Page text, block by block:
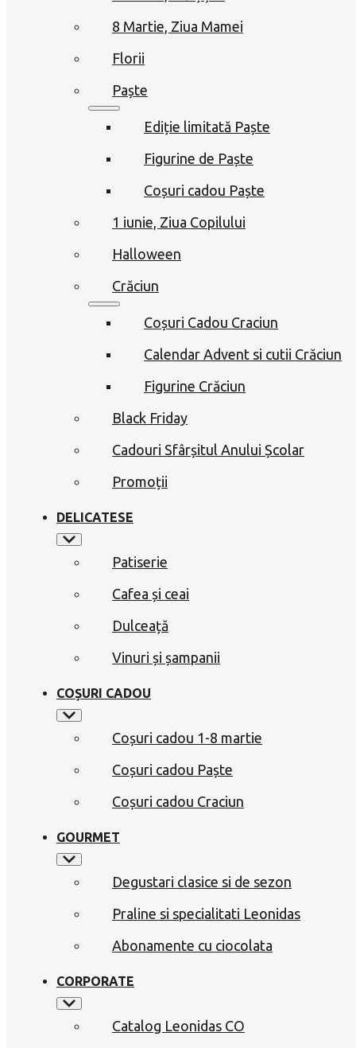
8 Martie, Ziua Mamei
Florii
Paște
Ediție limitată Paște
Figurine de Paște
Coșuri cadou Paște
1 iunie, Ziua Copilului
Halloween
Crăciun
Coșuri Cadou Craciun
Calendar Advent si cutii Crăciun
Figurine Crăciun
Black Friday
Cadouri Sfârșitul Anului Școlar
Promoții
DELICATESE
Patiserie
Cafea și ceai
Dulceață
Vinuri și șampanii
COȘURI CADOU
Coșuri cadou 1-8 martie
Coșuri cadou Paște
Coșuri cadou Craciun
GOURMET
Degustari clasice si de sezon
Praline si specialitati Leonidas
Abonamente cu ciocolata
CORPORATE
Catalog Leonidas CO